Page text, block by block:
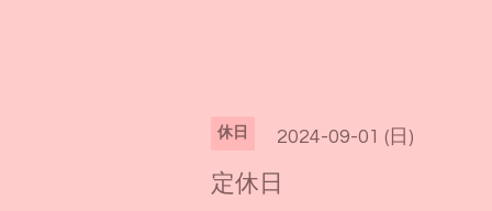
休日 2024-09-01 (日)
定休日